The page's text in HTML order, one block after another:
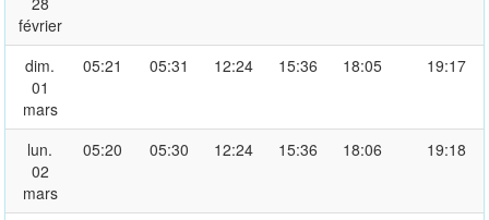
février
dim.
01
mars
05:21 05:31 12:24 15:36 18:05 19:17
lun.
02
mars
05:20 05:30 12:24 15:36 18:06 19:18